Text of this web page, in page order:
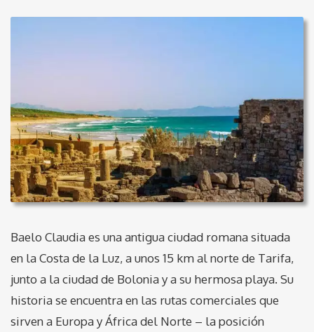
Baelo Claudia es una antigua ciudad romana situada
en la Costa de la Luz, a unos 15 km al norte de Tarifa,
junto a la ciudad de Bolonia y a su hermosa playa. Su
historia se encuentra en las rutas comerciales que
sirven a Europa y África del Norte – la posición